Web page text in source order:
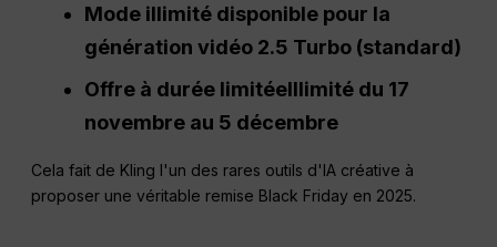
Mode illimité disponible pour la
génération vidéo 2.5 Turbo (standard)
Offre à durée limitéeIllimité du 17
novembre au 5 décembre
Cela fait de Kling l'un des rares outils d'IA créative à
proposer une véritable remise Black Friday en 2025.